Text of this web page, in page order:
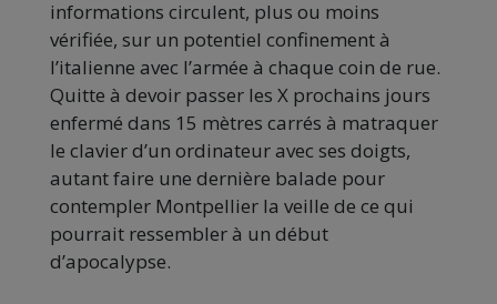
informations circulent, plus ou moins
vérifiée, sur un potentiel confinement à
l’italienne avec l’armée à chaque coin de rue.
Quitte à devoir passer les X prochains jours
enfermé dans 15 mètres carrés à matraquer
le clavier d’un ordinateur avec ses doigts,
autant faire une dernière balade pour
contempler Montpellier la veille de ce qui
pourrait ressembler à un début
d’apocalypse.